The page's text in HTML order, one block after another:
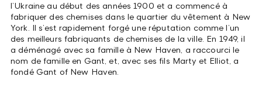
l’Ukraine au début des années 1900 et a commencé à
fabriquer des chemises dans le quartier du vêtement à New
York. Il s’est rapidement forgé une réputation comme l’un
des meilleurs fabriquants de chemises de la ville. En 1949, il
a déménagé avec sa famille à New Haven, a raccourci le
nom de famille en Gant, et, avec ses fils Marty et Elliot, a
fondé Gant of New Haven.